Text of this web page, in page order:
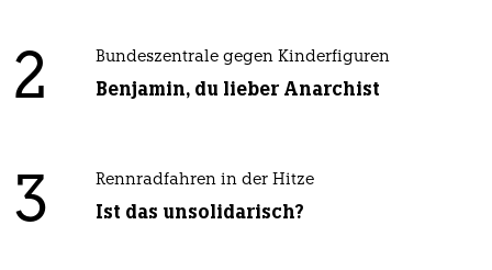
2 Bundeszentrale gegen Kinderfiguren
Benjamin, du lieber Anarchist
3 Rennradfahren in der Hitze
Ist das unsolidarisch?